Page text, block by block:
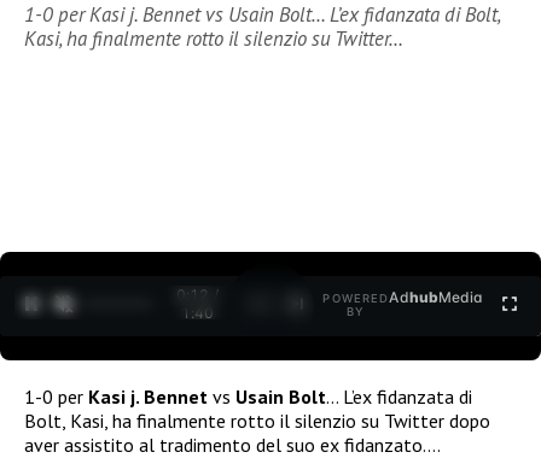
1-0 per Kasi j. Bennet vs Usain Bolt… L’ex fidanzata di Bolt,
Kasi, ha finalmente rotto il silenzio su Twitter…
0:13 /
1:40
POWERED
BY
AdhubMedia
1-0 per Kasi j. Bennet vs Usain Bolt… L’ex fidanzata di
Bolt, Kasi, ha finalmente rotto il silenzio su Twitter dopo
aver assistito al tradimento del suo ex fidanzato….